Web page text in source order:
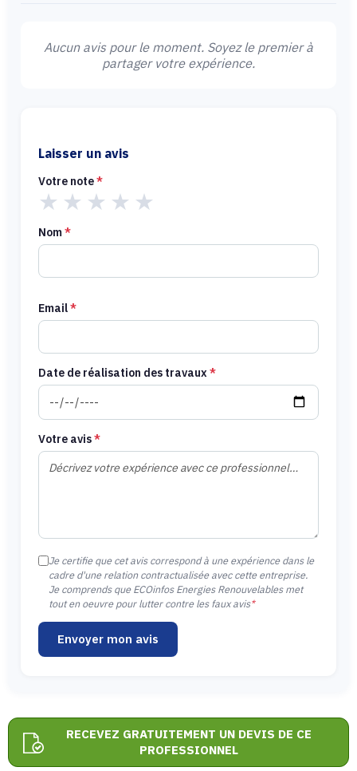
Aucun avis pour le moment. Soyez le premier à
partager votre expérience.
Laisser un avis
Votre note*
★ ★ ★ ★ ★
Nom*
Email*
Date de réalisation des travaux *
Votre avis*
Je certifie que cet avis correspond à une expérience dans le
cadre d'une relation contractualisée avec cette entreprise.
Je comprends que ECOinfos Energies Renouvelables met
tout en oeuvre pour lutter contre les faux avis*
Envoyer mon avis
RECEVEZ GRATUITEMENT UN DEVIS DE CE
PROFESSIONNEL